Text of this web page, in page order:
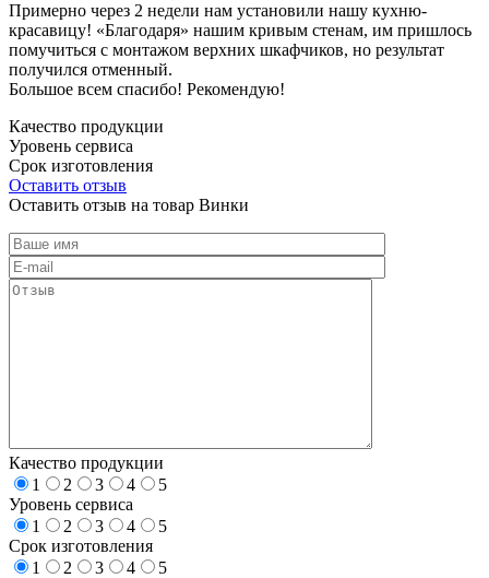
Примерно через 2 недели нам установили нашу кухню-
красавицу! «Благодаря» нашим кривым стенам, им пришлось
помучиться с монтажом верхних шкафчиков, но результат
получился отменный.
Большое всем спасибо! Рекомендую!
Качество продукции
Уровень сервиса
Срок изготовления
Оставить отзыв
Оставить отзыв на товар Винки
Качество продукции
1
2 3 4
5
Уровень сервиса
1
2 3 4
5
Срок изготовления
1
2 3 4
5